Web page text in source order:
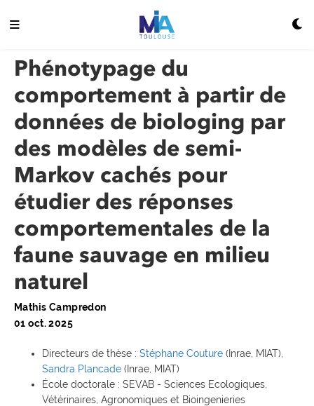
Phénotypage du
comportement à partir de
données de biologing par
des modèles de semi-
Markov cachés pour
étudier des réponses
comportementales de la
faune sauvage en milieu
naturel
Mathis Campredon
01 oct. 2025
Directeurs de thèse : Stéphane Couture (Inrae, MIAT),
Sandra Plancade (Inrae, MIAT)
École doctorale : SEVAB - Sciences Ecologiques,
Vétérinaires, Agronomiques et Bioingenieries